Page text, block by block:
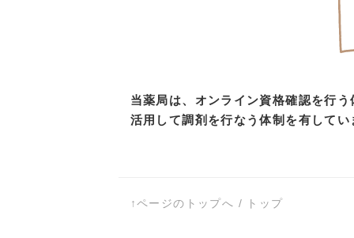
当薬局は、オンライン資格確認を行
活用して調剤を行なう体制を有してい
↑ページのトップへ / トップ